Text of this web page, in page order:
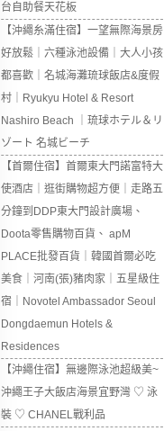
台自助餐天花板
【沖繩糸滿住宿】一望無際海景房
好放鬆｜六種泳池設備｜大人小孩
都喜歡｜名城海灘琉球飯店&度假
村｜Ryukyu Hotel & Resort
Nashiro Beach ｜琉球ホテル＆リ
ゾート 名城ビーチ
【首爾住宿】首爾東大門諾富特大
使酒店｜逛街購物超方便｜走路五
分鐘到DDP東大門設計廣場、
Doota零售購物百貨、 apM
PLACE批發百貨｜韓國首爾必吃
美食｜河南(張)豬肉家｜五星級住
宿｜Novotel Ambassador Seoul
Dongdaemun Hotels &
Residences
【沖繩住宿】無邊際泳池超級美~
沖繩王子大飯店海景宜野灣 ♡ 泳
裝 ♡ CHANEL戰利品